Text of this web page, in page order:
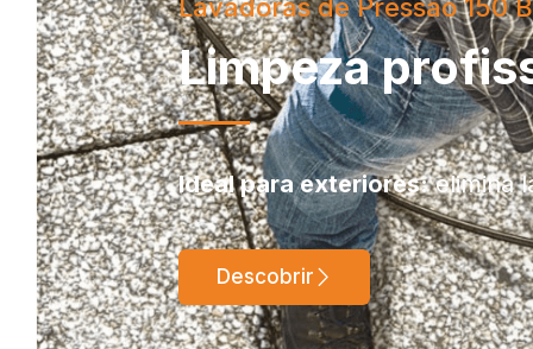
Lavadoras de Pressão 150
Limpeza
Ideal para exteriores:elimina
Descobrir